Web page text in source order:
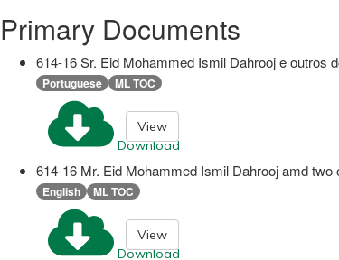
Primary Documents
614-16 Sr. Eid Mohammed Ismil Dahrooj e outros
Portuguese ML TOC
Download
View
614-16 Mr. Eid Mohammed Ismil Dahrooj amd
English ML TOC
Download
View